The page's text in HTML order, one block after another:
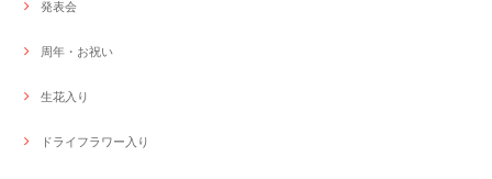
発表会
周年・お祝い
生花入り
ドライフラワー入り